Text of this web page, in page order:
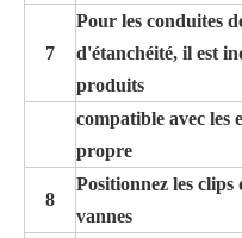
7
Pour les conduites
d'étanchéité, il est
produits
compatible avec les
propre
8
Positionnez les clips
vannes